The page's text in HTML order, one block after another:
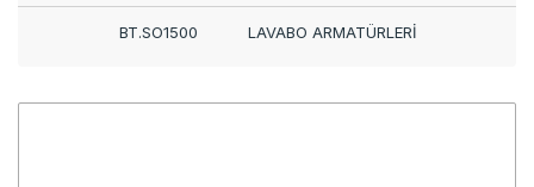
BT.SO1500 LAVABO ARMATÜRLERİ